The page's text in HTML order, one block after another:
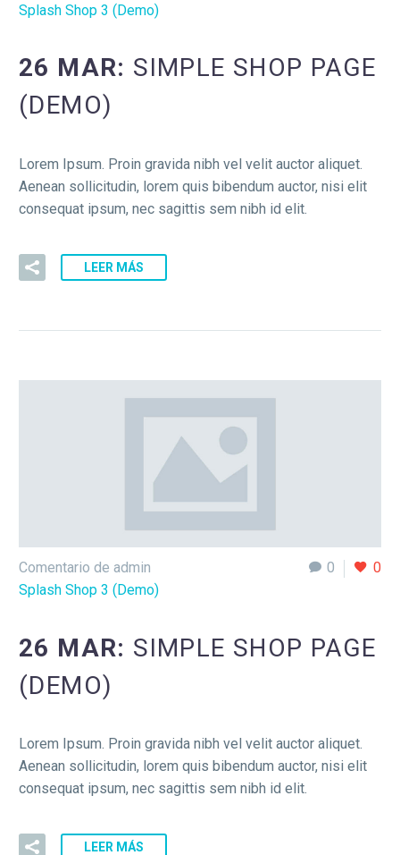
Splash Shop 3 (Demo)
26 MAR: SIMPLE SHOP PAGE
(DEMO)
Lorem Ipsum. Proin gravida nibh vel velit auctor aliquet.
Aenean sollicitudin, lorem quis bibendum auctor, nisi elit
consequat ipsum, nec sagittis sem nibh id elit.
LEER MÁS
0 0
Comentario de admin
Splash Shop 3 (Demo)
26 MAR: SIMPLE SHOP PAGE
(DEMO)
Lorem Ipsum. Proin gravida nibh vel velit auctor aliquet.
Aenean sollicitudin, lorem quis bibendum auctor, nisi elit
consequat ipsum, nec sagittis sem nibh id elit.
LEER MÁS